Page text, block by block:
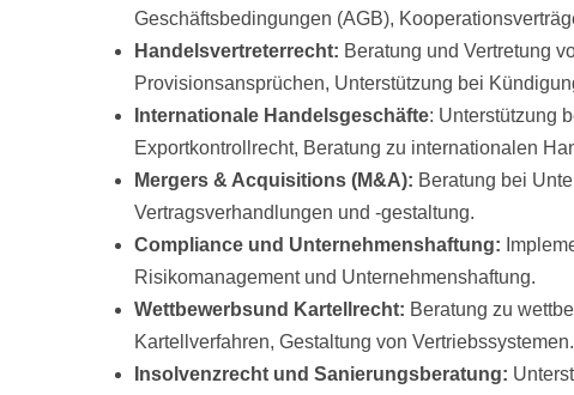
Geschäftsbedingungen (AGB),
Handelsvertreterrecht: Beratung und Vertretung
Provisionsansprüchen, Unterstützung bei
Internationale Handelsgeschäfte: Unterstützung
Exportkontrollrecht, Beratung zu internationalen
Mergers & Acquisitions (M&A): Beratung bei
Vertragsverhandlungen und -gestaltung.
Compliance und Unternehmenshaftung:
Risikomanagement und Unternehmenshaftung.
Wettbewerbsund Kartellrecht: Beratung zu
Kartellverfahren, Gestaltung von Vertriebssystemen.
Insolvenzrecht und Sanierungsberatung: